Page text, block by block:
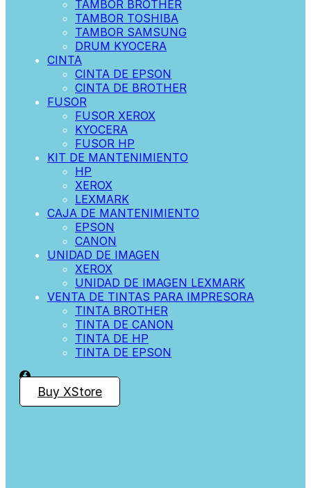
TAMBOR BROTHER
TAMBOR TOSHIBA
TAMBOR SAMSUNG
DRUM KYOCERA
CINTA
CINTA DE EPSON
CINTA DE BROTHER
FUSOR
FUSOR XEROX
KYOCERA
FUSOR HP
KIT DE MANTENIMIENTO
HP
XEROX
LEXMARK
CAJA DE MANTENIMIENTO
EPSON
CANON
UNIDAD DE IMAGEN
XEROX
UNIDAD DE IMAGEN LEXMARK
VENTA DE TINTAS PARA IMPRESORA
TINTA BROTHER
TINTA DE CANON
TINTA DE HP
TINTA DE EPSON
Buy XStore